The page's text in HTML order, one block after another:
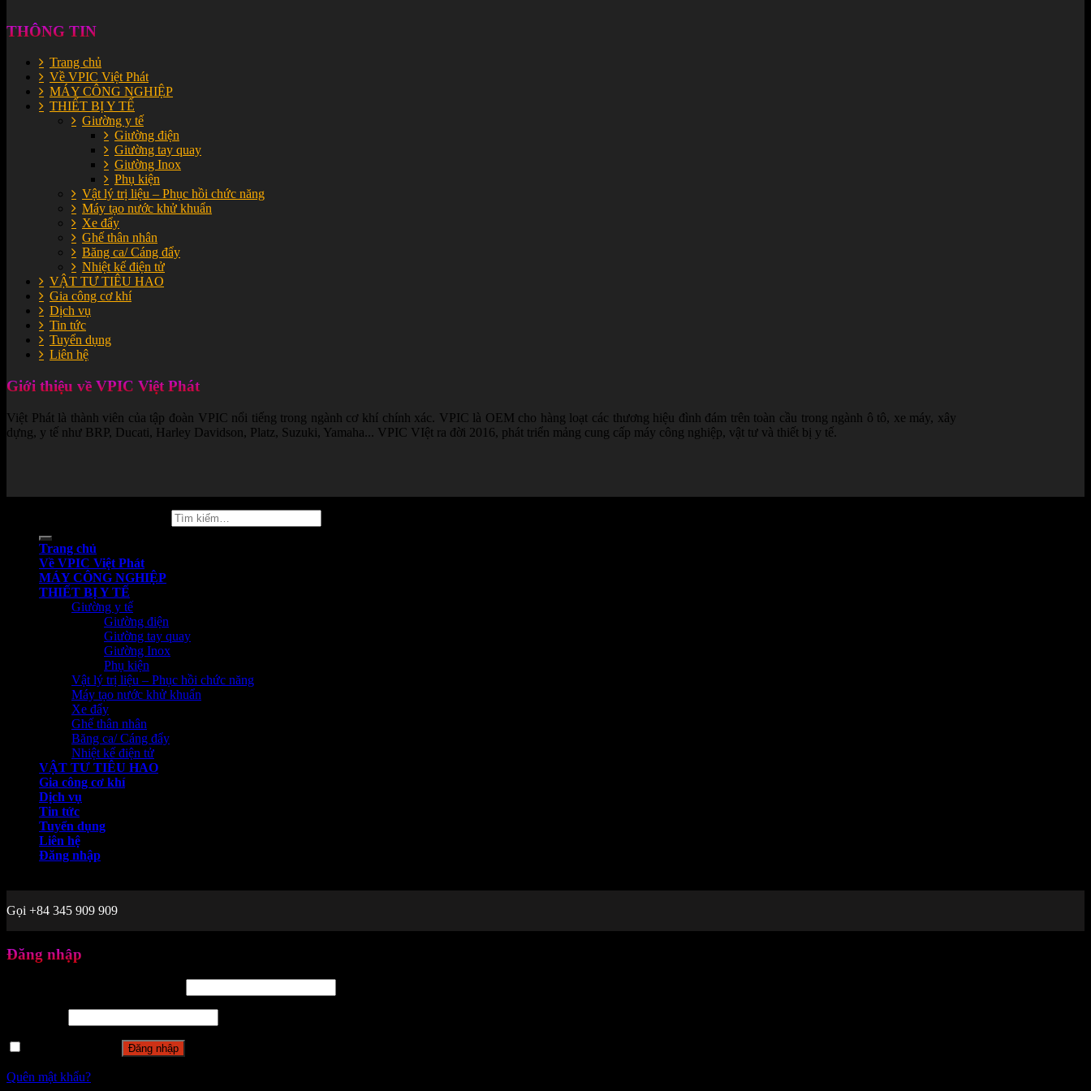
THÔNG TIN
Trang chủ
Về VPIC Việt Phát
MÁY CÔNG NGHIỆP
THIẾT BỊ Y TẾ
Giường y tế
Giường điện
Giường tay quay
Giường Inox
Phụ kiện
Vật lý trị liệu – Phục hồi chức năng
Máy tạo nước khử khuẩn
Xe đẩy
Ghế thân nhân
Băng ca/ Cáng đẩy
Nhiệt kế điện tử
VẬT TƯ TIÊU HAO
Gia công cơ khí
Dịch vụ
Tin tức
Tuyển dụng
Liên hệ
Giới thiệu về VPIC Việt Phát
Việt Phát là thành viên của tập đoàn VPIC nổi tiếng trong ngành cơ khí chính xác. VPIC là OEM cho hàng loạt các thương hiệu đình đám trên toàn cầu trong ngành ô tô, xe máy, xây
dựng, y tế như BRP, Ducati, Harley Davidson, Platz, Suzuki, Yamaha... VPIC VIệt ra đời 2016, phát triển mảng cung cấp máy công nghiệp, vật tư và thiết bị y tế.
Tìm
kiếm:
Trang chủ
Về VPIC Việt Phát
MÁY CÔNG NGHIỆP
THIẾT BỊ Y TẾ
Giường y tế
Giường điện
Giường tay quay
Giường Inox
Phụ kiện
Vật lý trị liệu – Phục hồi chức năng
Máy tạo nước khử khuẩn
Xe đẩy
Ghế thân nhân
Băng ca/ Cáng đẩy
Nhiệt kế điện tử
VẬT TƯ TIÊU HAO
Gia công cơ khí
Dịch vụ
Tin tức
Tuyển dụng
Liên hệ
Đăng nhập
Gọi +84 345 909 909
Đăng nhập
Đăng nhập
Quên mật khẩu?